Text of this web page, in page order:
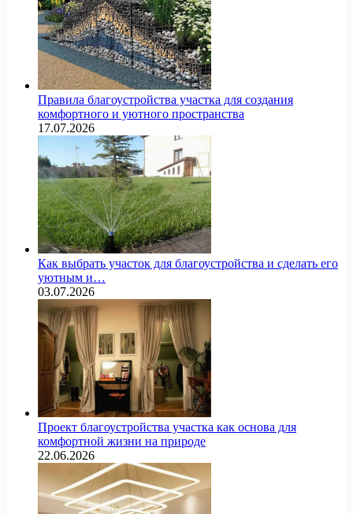
Правила благоустройства участка для создания
комфортного и уютного пространства
17.07.2026
Как выбрать участок для благоустройства и сделать его
уютным и…
03.07.2026
Проект благоустройства участка как основа для
комфортной жизни на природе
22.06.2026